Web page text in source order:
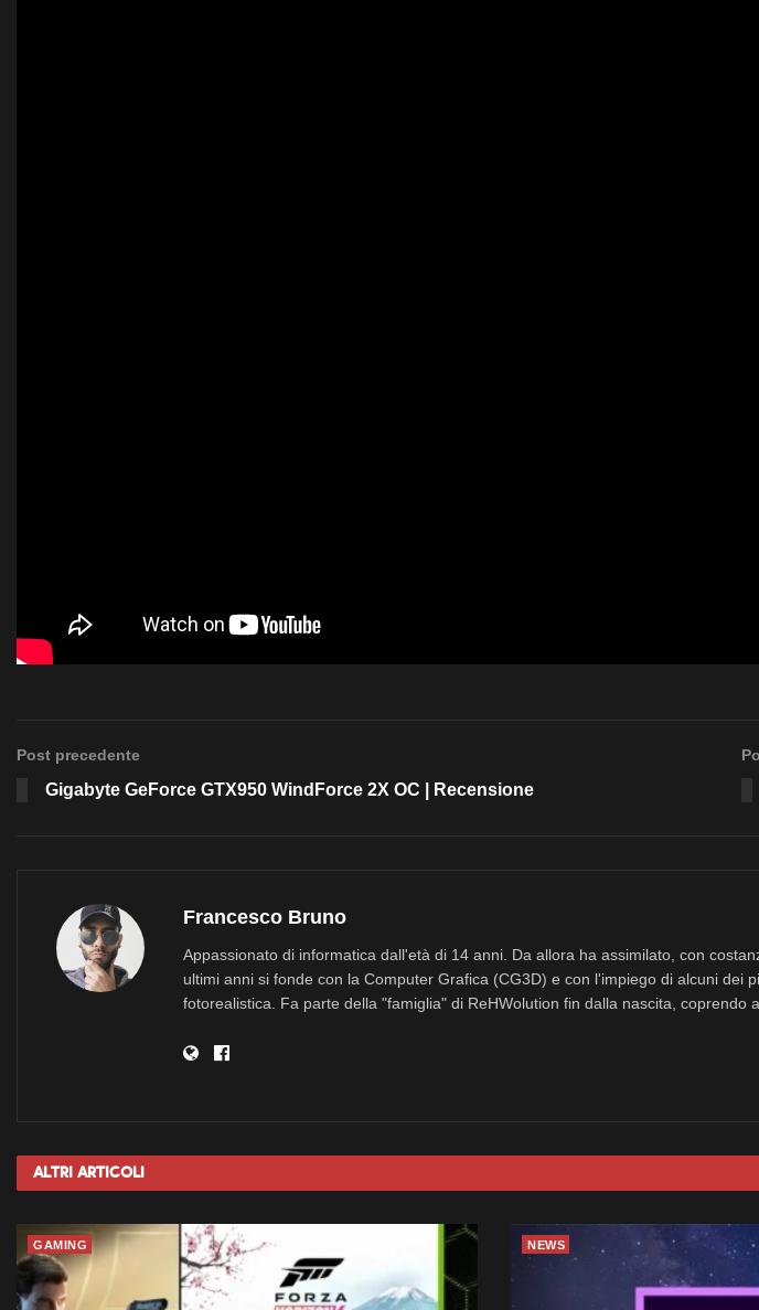
Post precedente
Gigabyte GeForce GTX950 WindForce 2X OC | Recensione
Francesco Bruno
Appassionato di informatica dall'età di 14 anni. Da allora ha assimilato, con
ultimi anni si fonde con la Computer Grafica (CG3D) e con l'impiego di alcuni
fotorealistica. Fa parte della "famiglia" di ReHWolution fin dalla nascita, coprendo
Altri Articoli
GAMING NEWS